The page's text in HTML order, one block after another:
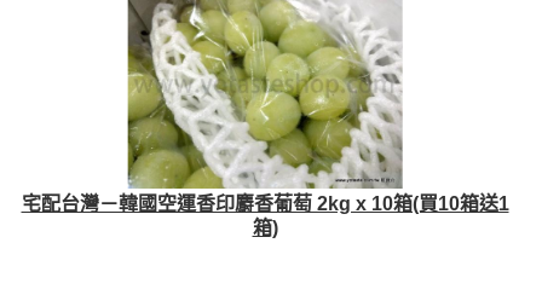
宅配台灣－韓國空運香印麝香葡萄 2kg x 10箱(買10箱送1
箱)